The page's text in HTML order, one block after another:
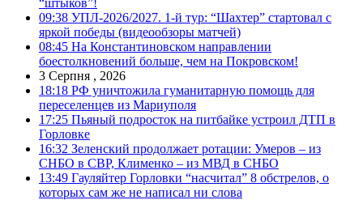
09:38 УПЛ-2026/2027. 1-й тур: “Шахтер” стартовал с
яркой победы (видеообзоры матчей)
08:45 На Константиновском направлении
боестолкновений больше, чем на Покровском!
3 Серпня , 2026
18:18 РФ уничтожила гуманитарную помощь для
переселенцев из Мариуполя
17:25 Пьяный подросток на питбайке устроил ДТП в
Горловке
16:32 Зеленский продолжает ротации: Умеров – из
СНБО в СВР, Клименко – из МВД в СНБО
13:49 Гауляйтер Горловки “насчитал” 8 обстрелов, о
которых сам же не написал ни слова